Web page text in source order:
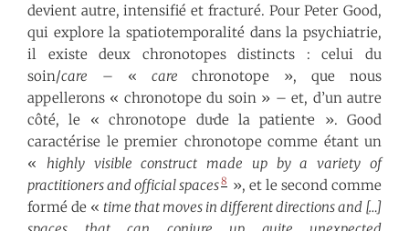
devient autre, intensifié et fracturé. Pour Peter Good,
qui explore la spatiotemporalité dans la psychiatrie,
il existe deux chronotopes distincts : celui du
soin/care – « care chronotope », que nous
appellerons « chronotope du soin » – et, d’un autre
côté, le « chronotope du·de la patient·e ». Good
caractérise le premier chronotope comme étant un
« highly visible construct made up by a variety of
practitioners and official spaces8 », et le second comme
formé de « time that moves in different directions and […]